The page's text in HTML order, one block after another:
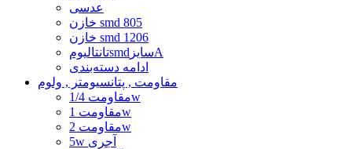
عدسی
خازن smd 805
خازن smd 1206
تانتالیومsmdسایزA
ادامه دسته‌بندی
مقاومت , پتانسیومتر , ولوم
مقاومت 1/4w
مقاومت 1w
مقاومت 2w
5w آجری